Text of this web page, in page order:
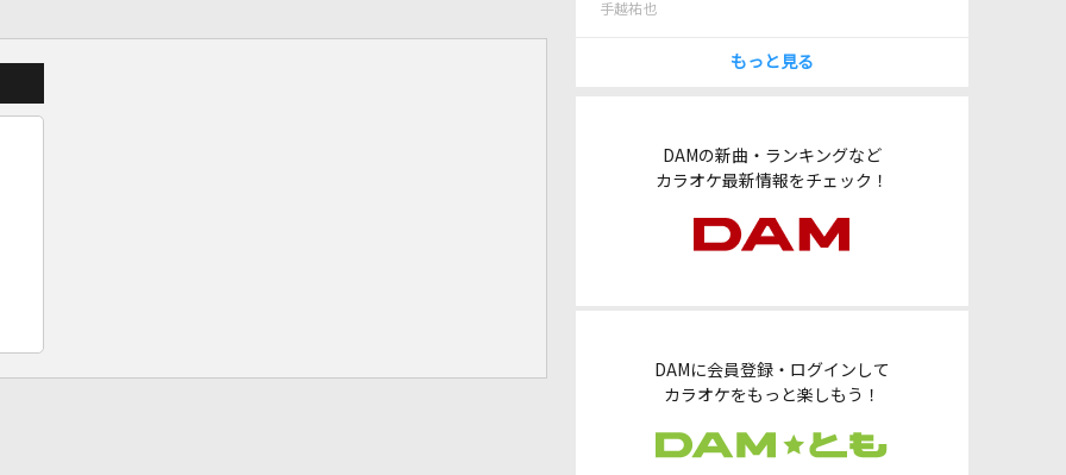
手越祐也
もっと見る
DAMの新曲・ランキングなど
カラオケ最新情報をチェック！
DAMに会員登録・ログインして
カラオケをもっと楽しもう！